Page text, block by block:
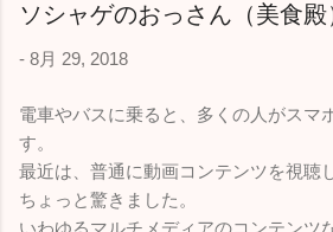
ソシャゲのおっさん（美食殿
- 8月 29, 2018
電車やバスに乗ると、多くの人がスマ
す。
最近は、普通に動画コンテンツを視聴
ちょっと驚きました。
いわゆるマルチメディアのコンテンツ